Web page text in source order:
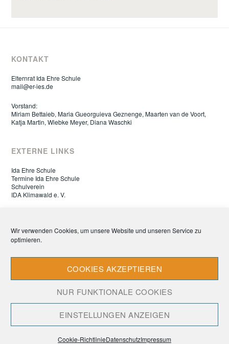
Wir verwenden Cookies, um unsere Website und unseren Service zu
optimieren.
COOKIES AKZEPTIEREN
NUR FUNKTIONALE COOKIES
EINSTELLUNGEN ANZEIGEN
Cookie-RichtlinieDatenschutzImpressum
KONTAKT
Elternrat Ida Ehre Schule
mail@er-ies.de
Vorstand:
Miriam Bettaieb, Maria Gueorguieva Geznenge, Maarten van de Voort,
Katja Martin, Wiebke Meyer, Diana Waschki
EXTERNE LINKS
Ida Ehre Schule
Termine Ida Ehre Schule
Schulverein
IDA Klimawald e. V.
Datenschutz
Cookie-Richtlinie (EU)